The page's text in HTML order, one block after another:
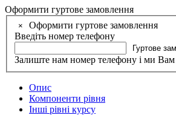
Оформити гуртове замовлення
×
Оформити гуртове замовлення
Введіть номер телефону
Гуртове
Залиште нам номер телефону і ми Вам
Опис
Компоненти рівня
Інші рівні курсу